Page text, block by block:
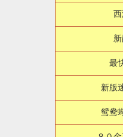
西
最
新版
鸳鸯